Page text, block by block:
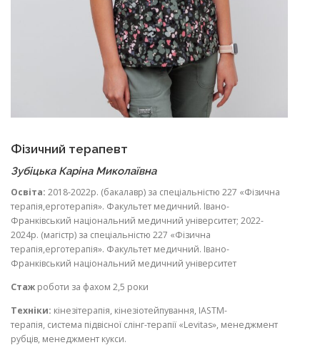
Фізичний терапевт
Зубіцька Каріна Миколаївна
Освіта: 2018-2022р. (бакалавр) за спеціальністю 227 «Фізична
терапія,ерготерапія». Факультет медичний. Івано-
Франківський національний медичний університет; 2022-
2024р. (магістр) за спеціальністю 227 «Фізична
терапія,ерготерапія». Факультет медичний. Івано-
Франківський національний медичний університет
Стаж роботи за фахом 2,5 роки
Техніки: кінезітерапія, кінезіотейпування, IASTM-
терапія, система підвісної слінг-терапії «Levitas», менеджмент
рубців, менеджмент кукси.